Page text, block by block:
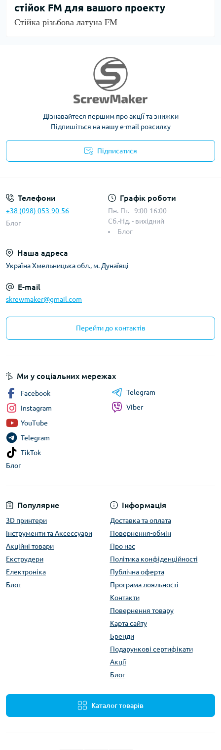
стійок FM для вашого проекту
Стійка різьбова латуна FM
Дізнавайтеся першим про акції та знижки
Підпишіться на нашу e-mail розсилку
Підписатися
Телефони
+38 (098) 053-90-56
Блог
Графік роботи
Пн.-Пт. - 9:00-16:00
Сб.-Нд. - вихідний
Блог
Наша адреса
Україна Хмельницька обл., м. Дунаївці
E-mail
skrewmaker@gmail.com
Перейти до контактів
Популярне
3D принтери
Інструменти та Аксессуари
Акційні товари
Екструдери
Електроніка
Блог
Інформація
Доставка та оплата
Повернення-обмін
Про нас
Політика конфіденційності
Публічна оферта
Програма лояльності
Контакти
Повернення товару
Карта сайту
Бренди
Подарункові сертифікати
Акції
Блог
Каталог товарів
Ми у соціальних мережах
Facebook
Instagram
YouTube
Telegram
TikTok
Блог
Telegram
Viber